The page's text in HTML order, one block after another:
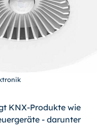
KNX-Produkte wie
- darunter